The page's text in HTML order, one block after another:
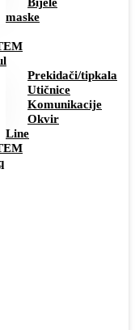
maske
Prekidači/tipkala
Utičnice
Komunikacije
Okvir
Line